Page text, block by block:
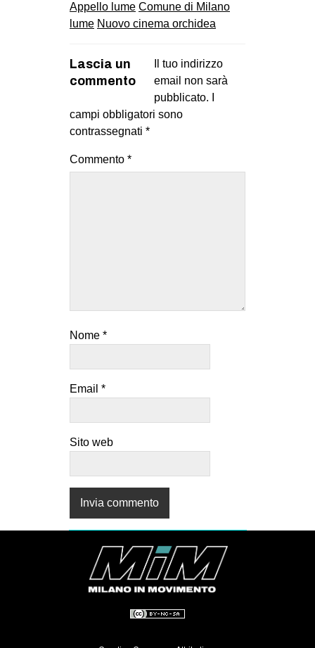
Appello lume Comune di Milano
lume Nuovo cinema orchidea
Lascia un
commento
Il tuo indirizzo
email non sarà
pubblicato.
campi obbligatori sono
contrassegnati *
Commento *
Nome *
Email *
Sito web